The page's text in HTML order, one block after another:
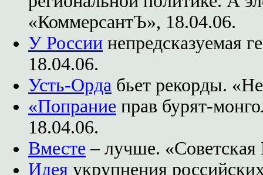
«КоммерсантЪ», 18.04.06.
У России непредсказуемая
18.04.06.
Усть-Орда бьет рекорды.
«Попрание прав бурят-
18.04.06.
Вместе – лучше. «Советская
Идея укрупнения